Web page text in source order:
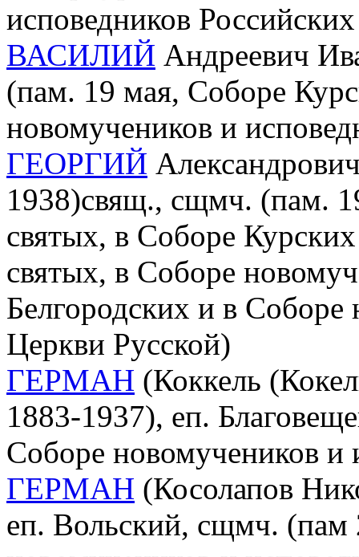
исповедников
ВАСИЛИЙ Андреевич
(пам. 19 мая, Соборе
новомучеников и
ГЕОРГИЙ
1938)свящ., сщмч. (пам.
святых, в Соборе
святых, в Соборе
Белгородских и в Соборе
Церкви Русской)
ГЕРМАН (Коккель
1883-1937), еп.
Соборе новомучеников и
ГЕРМАН (Косолапов
еп. Вольский, сщмч. (пам